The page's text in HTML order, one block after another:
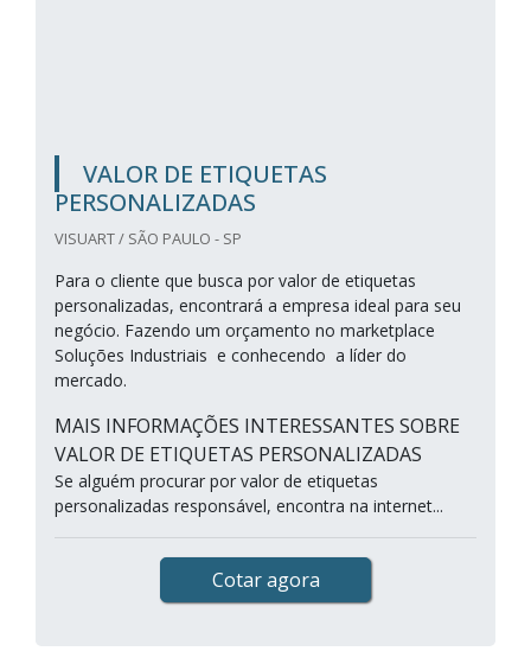
VALOR DE ETIQUETAS
PERSONALIZADAS
VISUART / SÃO PAULO - SP
Para o cliente que busca por valor de etiquetas
personalizadas, encontrará a empresa ideal para seu
negócio. Fazendo um orçamento no marketplace
Soluções Industriais e conhecendo a líder do
mercado.
MAIS INFORMAÇÕES INTERESSANTES SOBRE
VALOR DE ETIQUETAS PERSONALIZADAS
Se alguém procurar por valor de etiquetas
personalizadas responsável, encontra na internet...
Cotar agora